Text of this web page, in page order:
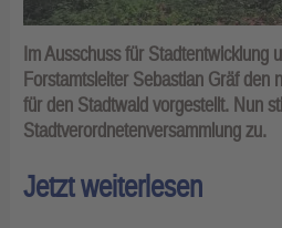
Im Ausschuss für Stadtentwicklung
Forstamtsleiter Sebastian Gräf den
für den Stadtwald vorgestellt. Nun
Stadtverordnetenversammlung zu.
Jetzt weiterlesen